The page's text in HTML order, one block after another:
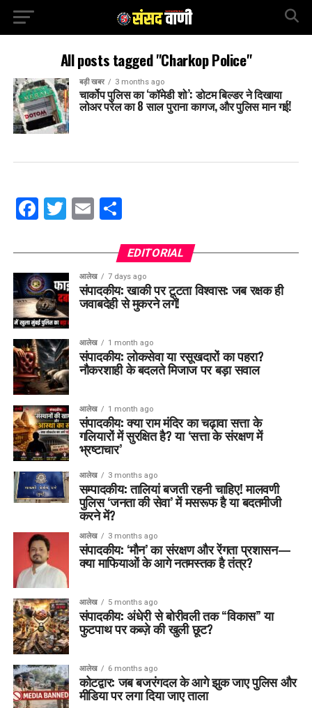
All posts tagged "Charkop Police"
बड़ी खबर 3 months ago
चार्कोप पुलिस का ‘कॉमेडी शो’: डोटम बिल्डर ने दिखाया
लोअर परेल का 8 साल पुराना कागज, और पुलिस मान गई!
Facebook
Twitter
EmailShare
EDITORIAL
आलेख 7 days ago
संपादकीय: खाकी पर टूटता विश्वास: जब रक्षक ही
जवाबदेही से मुकरने लगें!
आलेख 1 month ago
संपादकीय: लोकसेवा या रसूखदारों का पहरा?
नौकरशाही के बदलते मिजाज पर बड़ा सवाल
आलेख 1 month ago
संपादकीय: क्या राम मंदिर का चढ़ावा सत्ता के
गलियारों में सुरक्षित है? या ‘सत्ता के संरक्षण में
भ्रष्टाचार’
आलेख 3 months ago
सम्पादकीय: तालियां बजती रहनी चाहिए! मालवणी
पुलिस ‘जनता की सेवा’ में मसरूफ है या बदतमीजी
करने में?
आलेख 3 months ago
संपादकीय: ‘मौन’ का संरक्षण और रेंगता प्रशासन—
क्या माफियाओं के आगे नतमस्तक है तंत्र?
आलेख 5 months ago
संपादकीय: अंधेरी से बोरीवली तक “विकास” या
फुटपाथ पर कब्ज़े की खुली छूट?
आलेख 6 months ago
कोटद्वार: जब बजरंगदल के आगे झुक जाए पुलिस और
मीडिया पर लगा दिया जाए ताला